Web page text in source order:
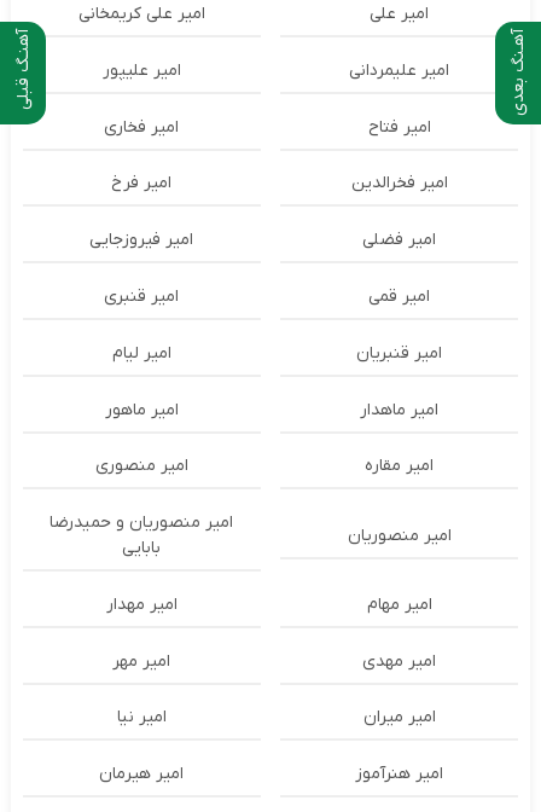
آهنـگ قبلی آهـنگ بعدی
امیر علی امیر علی کریمخانی
امیر علیمردانی امیر علیپور
امیر فتاح امیر فخاری
امیر فخرالدین امیر فرخ
امیر فضلی امیر فیروزجایی
امیر قمی امیر قنبری
امیر قنبریان امیر لیام
امیر ماهدار امیر ماهور
امیر مقاره امیر منصوری
امیر منصوریان
امیر منصوریان و حمیدرضا
بابایی
امیر مهام امیر مهدار
امیر مهدی امیر مهر
امیر میران امیر نیا
امیر هنرآموز امیر هیرمان